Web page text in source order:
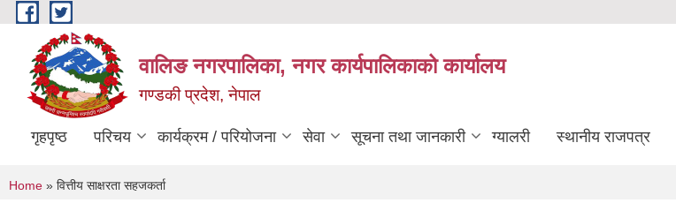
Skip to main content
वालिङ नगरपालिका, नगर कार्यपालिकाको कार्यालय
गण्डकी प्रदेश, नेपाल
गृहपृष्ठ परिचय कार्यक्रम / परियोजना सेवा सूचना तथा जानकारी ग्यालरी स्थानीय राजपत्र
You are here
Home » वित्तीय साक्षरता सहजकर्ता